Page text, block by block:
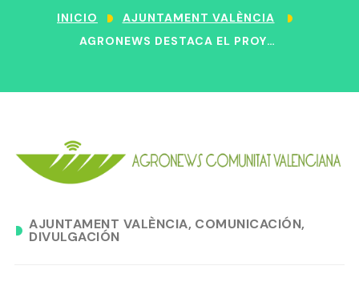
INICIO
AJUNTAMENT VALÈNCIA
AGRONEWS DESTACA EL PROYECTO REDONA DE LA UPV PARA REDUCIR EL DESPERDICIO ALIMENTARIO EN MERCAVALÈNCIA
AJUNTAMENT VALÈNCIA COMUNICACIÓN
DIVULGACIÓN